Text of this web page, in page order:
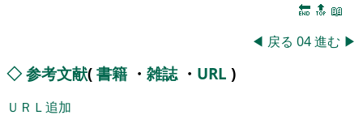
🔚 🔝 📖
◀ 戻る 04進む ▶
◇ 参考文献( 書籍 ・ 雑誌・ URL )
ＵＲＬ追加